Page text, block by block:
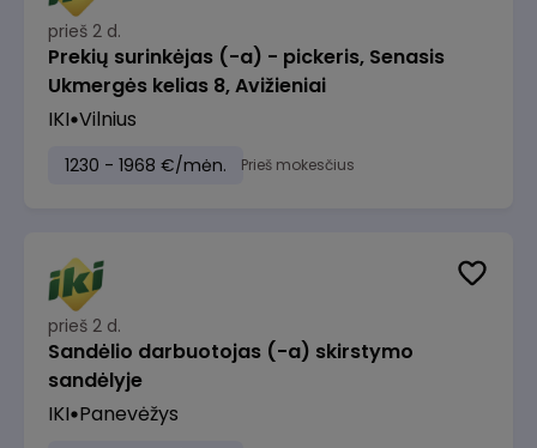
prieš 2 d.
Prekių surinkėjas (-a) - pickeris, Senasis
Ukmergės kelias 8, Avižieniai
IKI Vilnius
1230 - 1968 €/mėn. Prieš mokesčius
prieš 2 d.
Sandėlio darbuotojas (-a) skirstymo
sandėlyje
IKI Panevėžys